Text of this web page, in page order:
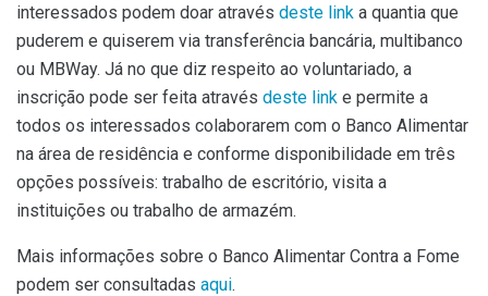
interessados podem doar através deste link a quantia que
puderem e quiserem via transferência bancária, multibanco
ou MBWay. Já no que diz respeito ao voluntariado, a
inscrição pode ser feita através deste link e permite a
todos os interessados colaborarem com o Banco Alimentar
na área de residência e conforme disponibilidade em três
opções possíveis: trabalho de escritório, visita a
instituições ou trabalho de armazém.
Mais informações sobre o Banco Alimentar Contra a Fome
podem ser consultadas aqui.